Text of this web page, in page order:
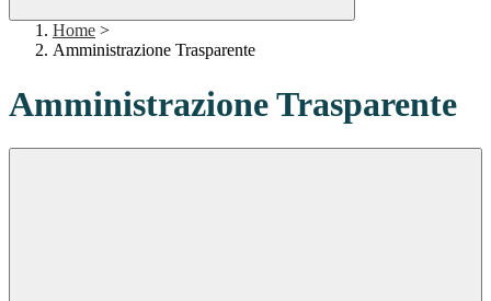
Home >
Amministrazione Trasparente
Amministrazione Trasparente